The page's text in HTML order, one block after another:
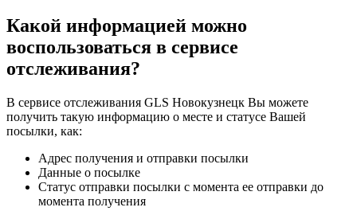
Какой информацией можно
воспользоваться в сервисе
отслеживания?
В сервисе отслеживания GLS Новокузнецк Вы можете
получить такую информацию о месте и статусе Вашей
посылки, как:
Адрес получения и отправки посылки
Данные о посылке
Статус отправки посылки с момента ее отправки до
момента получения